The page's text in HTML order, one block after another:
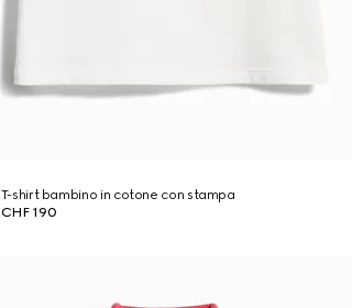
T-shirt bambino in cotone con stampa
CHF 190